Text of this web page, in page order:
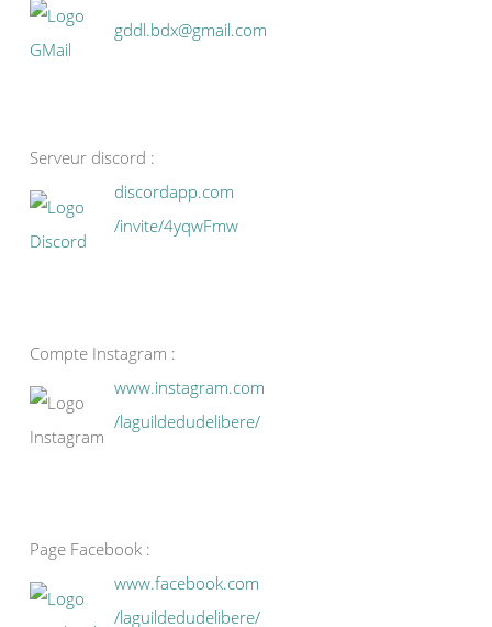
gddl.bdx@gmail.com
Serveur discord :
discordapp.com
/invite/4yqwFmw
Compte Instagram :
www.instagram.com
/laguildedudelibere/
Page Facebook :
www.facebook.com
/laguildedudelibere/